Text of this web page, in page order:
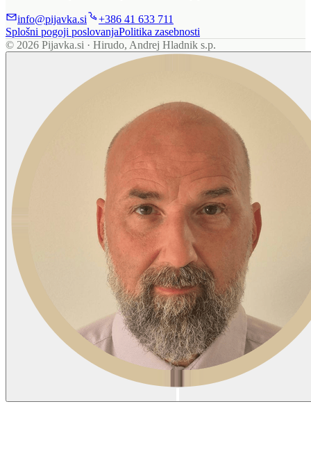
info@pijavka.si
+386 41 633 711
Splošni pogoji poslovanjaPolitika zasebnosti
© 2026 Pijavka.si · Hirudo, Andrej Hladnik s.p.